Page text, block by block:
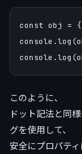
const obj =
このように、
ドット記法と同
グを使用して、
安全にプロパティ